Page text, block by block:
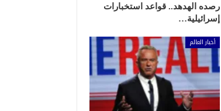
رصده الهدهد.. قواعد استخبارات
إسرائيلية…
أخبار العالم